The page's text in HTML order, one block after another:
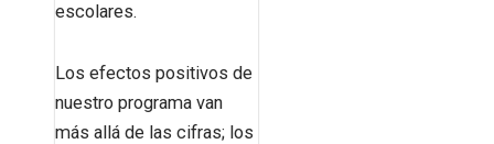
escolares.
Los efectos positivos de
nuestro programa van
más allá de las cifras; los